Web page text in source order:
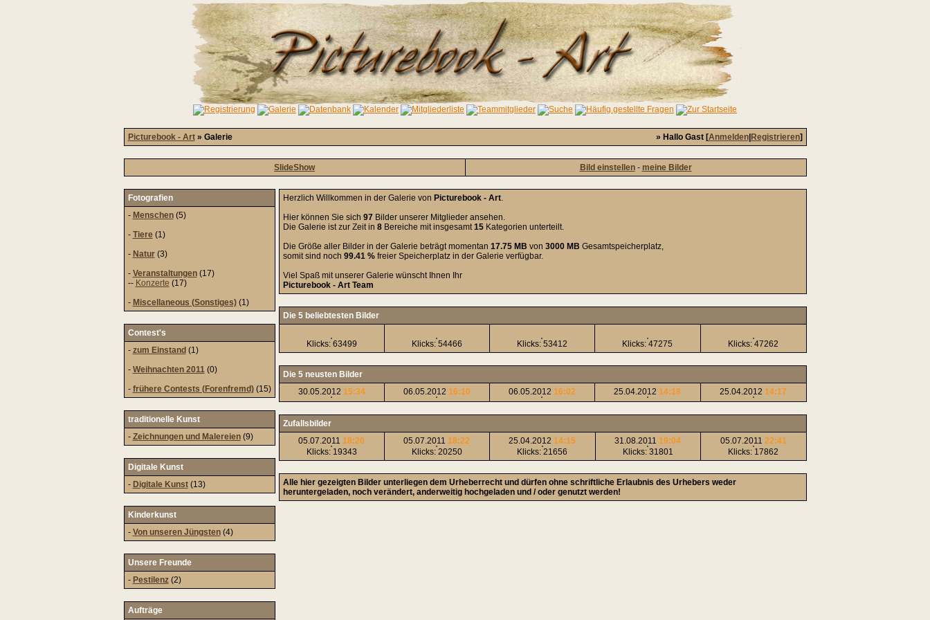
Picturebook - Art» Galerie » Hallo Gast [Anmelden| Registrieren]
SlideShow Bild einstellen- meine Bilder
Fotografien
- Menschen(5)
- Tiere(1)
- Natur(3)
- Veranstaltungen(17)
-- Konzerte (17)
- Miscellaneous (Sonstiges)(1)
Contest's
- zum Einstand (1)
- Weihnachten 2011(0)
- frühere Contests (Forenfremd)(15)
traditionelle Kunst
- Zeichnungen und Malereien(9)
Digitale Kunst
- Digitale Kunst(13)
Kinderkunst
- Von unseren Jüngsten(4)
Unsere Freunde
- Pestilenz(2)
Aufträge
Herzlich Willkommen in der Galerie von Picturebook - Art.
Hier können Sie sich 97Bilder unserer Mitglieder ansehen.
Die Galerie ist zur Zeit in 8Bereiche mit insgesamt15Kategorien unterteilt.
Die Größe aller Bilder in der Galerie beträgt momentan 17.75 MB von 3000 MB Gesamtspeicherplatz,
somit sind noch 99.41 %freier Speicherplatz in der Galerie verfügbar.
Viel Spaß mit unserer Galerie wünscht Ihnen Ihr
Picturebook - Art Team
Die 5 beliebtesten Bilder
Klicks: 63499 Klicks: 54466 Klicks: 53412 Klicks: 47275 Klicks: 47262
Die 5 neusten Bilder
30.05.2012 15:34 06.05.2012 16:10 06.05.2012 16:02 25.04.2012 14:18 25.04.2012 14:17
Zufallsbilder
05.07.2011 18:20
Klicks: 19343
05.07.2011 18:22
Klicks: 20250
25.04.2012 14:15
Klicks: 21656
31.08.2011 19:04
Klicks: 31801
05.07.2011 22:41
Klicks: 17862
Alle hier gezeigten Bilder unterliegen dem Urheberrecht und dürfen ohne schriftliche Erlaubnis des Urhebers weder
heruntergeladen, noch verändert, anderweitig hochgeladen und / oder genutzt werden!